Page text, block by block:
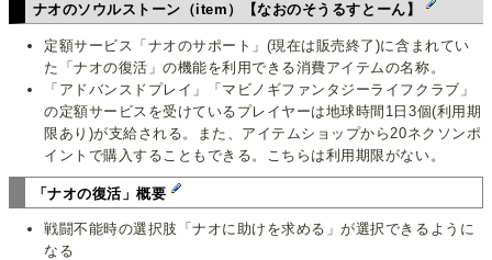
ナオのソウルストーン（item）【なおのそうるすとーん】
定額サービス「ナオのサポート」(現在は販売終了)に含まれてい
た「ナオの復活」の機能を利用できる消費アイテムの名称。
「アドバンスドプレイ」「マビノギファンタジーライフクラブ」
の定額サービスを受けているプレイヤーは地球時間1日3個(利用期
限あり)が支給される。また、アイテムショップから20ネクソンポ
イントで購入することもできる。こちらは利用期限がない。
「ナオの復活」概要
戦闘不能時の選択肢「ナオに助けを求める」が選択できるように
なる